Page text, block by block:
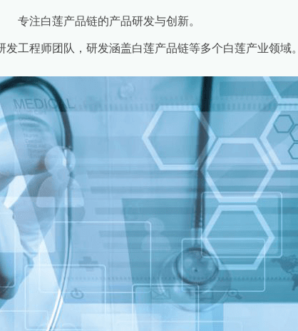
专注白莲产品链的产品研发与创新。
发工程师团队，研发涵盖白莲产品链等多个白莲产业领域。